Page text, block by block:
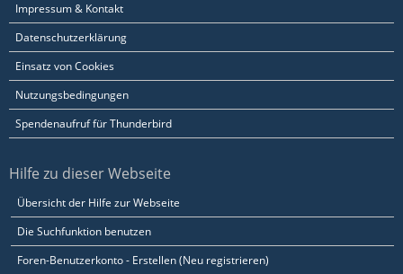
Impressum & Kontakt
Datenschutzerklärung
Einsatz von Cookies
Nutzungsbedingungen
Spendenaufruf für Thunderbird
Hilfe zu dieser Webseite
Übersicht der Hilfe zur Webseite
Die Suchfunktion benutzen
Foren-Benutzerkonto - Erstellen (Neu registrieren)